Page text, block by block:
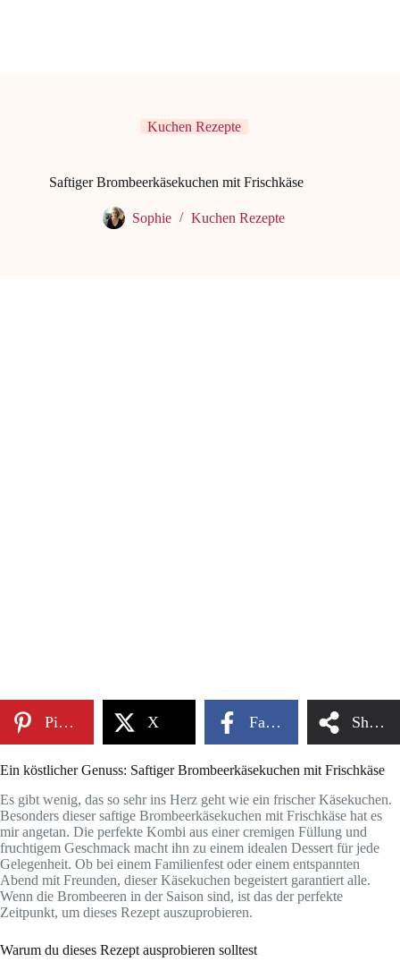
Kuchen Rezepte
Saftiger Brombeerkäsekuchen mit Frischkäse
Sophie Kuchen Rezepte
Pinterest X Facebook Share
Ein köstlicher Genuss: Saftiger Brombeerkäsekuchen mit Frischkäse
Es gibt wenig, das so sehr ins Herz geht wie ein frischer Käsekuchen.
Besonders dieser saftige Brombeerkäsekuchen mit Frischkäse hat es
mir angetan. Die perfekte Kombi aus einer cremigen Füllung und
fruchtigem Geschmack macht ihn zu einem idealen Dessert für jede
Gelegenheit. Ob bei einem Familienfest oder einem entspannten
Abend mit Freunden, dieser Käsekuchen begeistert garantiert alle.
Wenn die Brombeeren in der Saison sind, ist das der perfekte
Zeitpunkt, um dieses Rezept auszuprobieren.
Warum du dieses Rezept ausprobieren solltest